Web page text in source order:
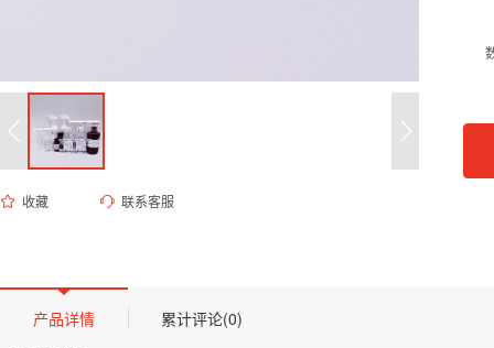
收藏 联系客服
产品描述
【保存条件】
室温保存，有效期12个月
产品详情
累计评论(0)